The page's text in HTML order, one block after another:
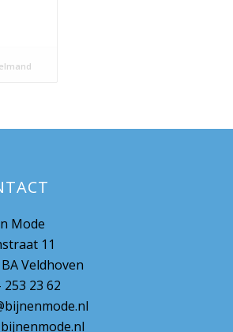
Mode
11
Veldhoven
253 23 62